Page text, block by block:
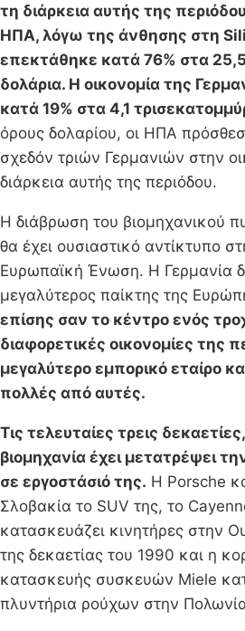
τη διάρκεια αυτής της
ΗΠΑ, λόγω της άνθησης στη
επεκτάθηκε κατά 76% στα
δολάρια. Η οικονομία της
κατά 19% στα 4,1
όρους δολαρίου, οι ΗΠΑ
σχεδόν τριών Γερμανιών στην
διάρκεια αυτής της περιόδου.
Η διάβρωση του βιομηχανικού
θα έχει ουσιαστικό αντίκτυπο
Ευρωπαϊκή Ένωση. Η Γερμανία
μεγαλύτερος παίκτης της
επίσης σαν το κέντρο ενός
διαφορετικές οικονομίες της
μεγαλύτερο εμπορικό εταίρο
πολλές από αυτές.
Τις τελευταίες τρεις
βιομηχανία έχει μετατρέψει
σε εργοστάσιό της. Η Porsche
Σλοβακία το SUV της, το
κατασκευάζει κινητήρες στην
της δεκαετίας του 1990 και η
κατασκευής συσκευών Miele
πλυντήρια ρούχων στην